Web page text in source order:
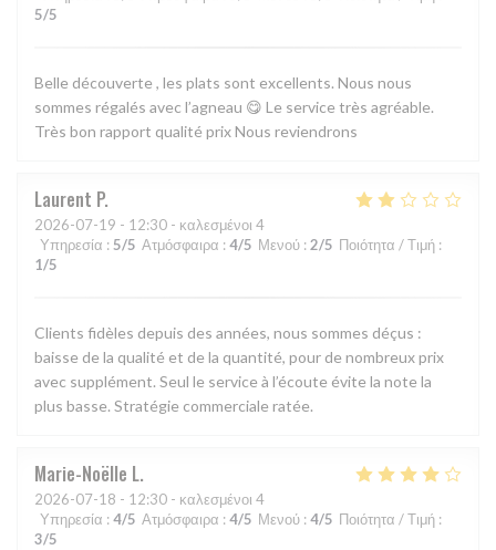
5/5
Belle découverte , les plats sont excellents. Nous nous
sommes régalés avec l’agneau 😋 Le service très agréable.
Très bon rapport qualité prix Nous reviendrons
Laurent P
2026-07-19 - 12:30 - καλεσμένοι 4
Υπηρεσία : 5/5 Ατμόσφαιρα : 4/5 Μενού : 2/5 Ποιότητα / Τιμή :
1/5
Clients fidèles depuis des années, nous sommes déçus :
baisse de la qualité et de la quantité, pour de nombreux prix
avec supplément. Seul le service à l’écoute évite la note la
plus basse. Stratégie commerciale ratée.
Marie-Noëlle L
2026-07-18 - 12:30 - καλεσμένοι 4
Υπηρεσία : 4/5 Ατμόσφαιρα : 4/5 Μενού : 4/5 Ποιότητα / Τιμή :
3/5